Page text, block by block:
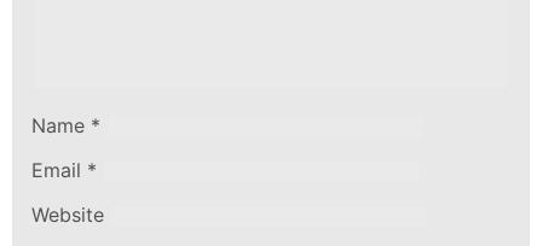
Name *
Email *
Website